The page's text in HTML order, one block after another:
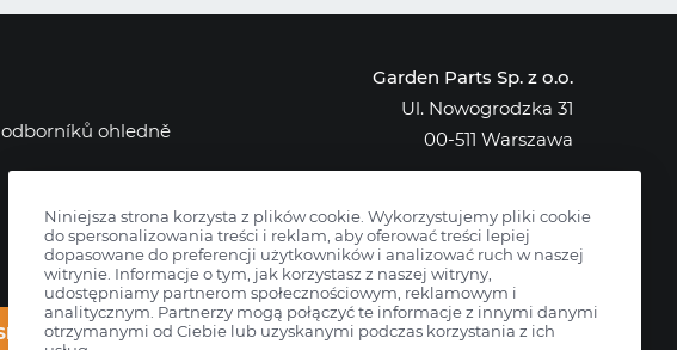
ohledně
SE
Garden Parts Sp. z o.o.
Ul. Nowogrodzka 31
00-511 Warszawa
KRS: 0000431421
Niniejsza strona korzysta z plików cookie. Wykorzystujemy pliki cookie
do spersonalizowania treści i reklam, aby oferować treści lepiej
dopasowane do preferencji użytkowników i analizować ruch w naszej
witrynie. Informacje o tym, jak korzystasz z naszej witryny,
udostępniamy partnerom społecznościowym, reklamowym i
analitycznym. Partnerzy mogą połączyć te informacje z innymi danymi
otrzymanymi od Ciebie lub uzyskanymi podczas korzystania z ich